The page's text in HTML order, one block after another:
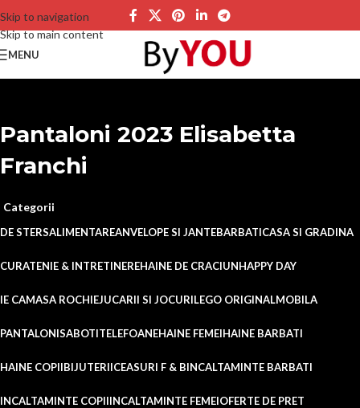
Skip to navigation
Skip to main content
MENU
Pantaloni 2023 Elisabetta
Franchi
Categorii
DE STERSALIMENTAREANVELOPE SI JANTEBARBATICASA SI GRADINA
CURATENIE & INTRETINEREHAINE DE CRACIUNHAPPY DAY
IE CAMASA ROCHIEJUCARII SI JOCURILEGO ORIGINALMOBILA
PANTALONISABOTITELEFOANEHAINE FEMEIHAINE BARBATI
HAINE COPIIBIJUTERIICEASURI F & BINCALTAMINTE BARBATI
INCALTAMINTE COPIIINCALTAMINTE FEMEIOFERTE DE PRET